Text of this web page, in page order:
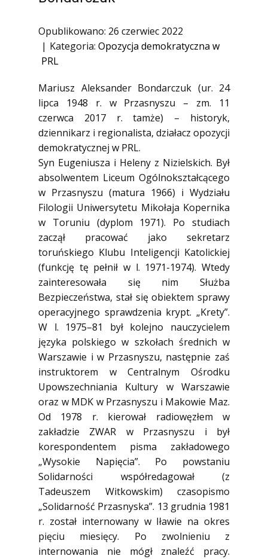
Ofiary zbrodni katyńskiej
Antykomunistyczne podziemie
Artyści
Badacze
Społecznicy
Opublikowano: 26 czerwiec 2022
Kategoria: Opozycja demokratyczna w
PRL
Mariusz Aleksander Bondarczuk (ur. 24
lipca 1948 r. w Przasnyszu – zm. 11
czerwca 2017 r. tamże) – historyk,
dziennikarz i regionalista, działacz opozycji
demokratycznej w PRL.
Syn Eugeniusza i Heleny z Nizielskich. Był
absolwentem Liceum Ogólnokształcącego
w Przasnyszu (matura 1966) i Wydziału
Filologii Uniwersytetu Mikołaja Kopernika
w Toruniu (dyplom 1971). Po studiach
zaczął pracować jako sekretarz
toruńskiego Klubu Inteligencji Katolickiej
(funkcję tę pełnił w l. 1971-1974). Wtedy
zainteresowała się nim Służba
Bezpieczeństwa, stał się obiektem sprawy
operacyjnego sprawdzenia krypt. „Krety”.
W l. 1975–81 był kolejno nauczycielem
języka polskiego w szkołach średnich w
Warszawie i w Przasnyszu, następnie zaś
instruktorem w Centralnym Ośrodku
Upowszechniania Kultury w Warszawie
oraz w MDK w Przasnyszu i Makowie Maz.
Od 1978 r. kierował radiowęzłem w
zakładzie ZWAR w Przasnyszu i był
korespondentem pisma zakładowego
„Wysokie Napięcia”. Po powstaniu
Solidarności współredagował (z
Tadeuszem Witkowskim) czasopismo
„Solidarność Przasnyska”. 13 grudnia 1981
r. został internowany w Iławie na okres
pięciu miesięcy. Po zwolnieniu z
internowania nie mógł znaleźć pracy.